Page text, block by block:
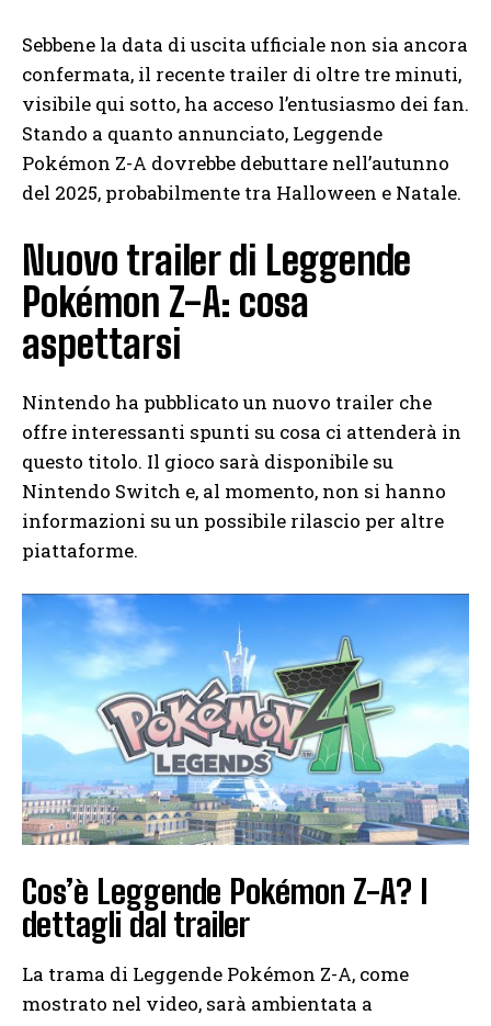
Sebbene la data di uscita ufficiale non sia ancora
confermata, il recente trailer di oltre tre minuti,
visibile qui sotto, ha acceso l’entusiasmo dei fan.
Stando a quanto annunciato, Leggende
Pokémon Z-A dovrebbe debuttare nell’autunno
del 2025, probabilmente tra Halloween e Natale.
Nuovo trailer di Leggende
Pokémon Z-A: cosa
aspettarsi
Nintendo ha pubblicato un nuovo trailer che
offre interessanti spunti su cosa ci attenderà in
questo titolo. Il gioco sarà disponibile su
Nintendo Switch e, al momento, non si hanno
informazioni su un possibile rilascio per altre
piattaforme.
Cos’è Leggende Pokémon Z-A? I
dettagli dal trailer
La trama di Leggende Pokémon Z-A, come
mostrato nel video, sarà ambientata a